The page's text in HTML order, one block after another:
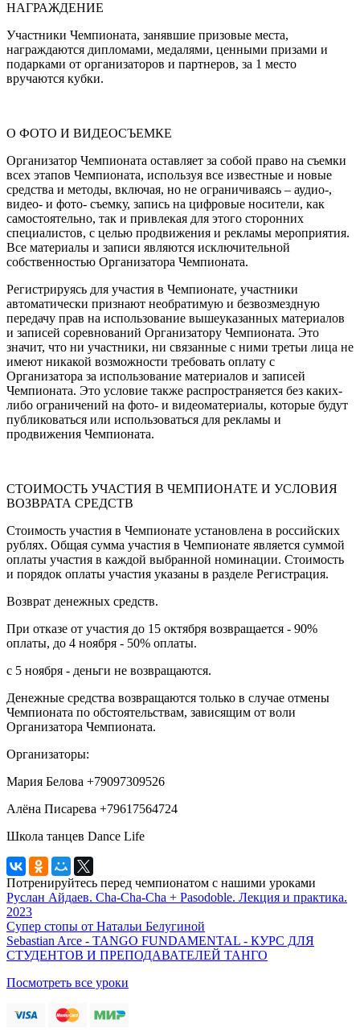
НАГРАЖДЕНИЕ
Участники Чемпионата, занявшие призовые места,
награждаются дипломами, медалями, ценными призами и
подарками от организаторов и партнеров, за 1 место
вручаются кубки.
О ФОТО И ВИДЕОСЪЕМКЕ
Организатор Чемпионата оставляет за собой право на съемки
всех этапов Чемпионата, используя все известные и новые
средства и методы, включая, но не ограничиваясь – аудио-,
видео- и фото- съемку, запись на цифровые носители, как
самостоятельно, так и привлекая для этого сторонних
специалистов, с целью продвижения и рекламы мероприятия.
Все материалы и записи являются исключительной
собственностью Организатора Чемпионата.
Регистрируясь для участия в Чемпионате, участники
автоматически признают необратимую и безвозмездную
передачу прав на использование вышеуказанных материалов
и записей соревнований Организатору Чемпионата. Это
значит, что ни участники, ни связанные с ними третьи лица не
имеют никакой возможности требовать оплату с
Организатора за использование материалов и записей
Чемпионата. Это условие также распространяется без каких-
либо ограничений на фото- и видеоматериалы, которые будут
публиковаться или использоваться для рекламы и
продвижения Чемпионата.
СТОИМОСТЬ УЧАСТИЯ В ЧЕМПИОНАТЕ И УСЛОВИЯ
ВОЗВРАТА СРЕДСТВ
Стоимость участия в Чемпионате установлена в российских
рублях. Общая сумма участия в Чемпионате является суммой
оплаты участия в каждой выбранной номинации. Стоимость
и порядок оплаты участия указаны в разделе Регистрация.
Возврат денежных средств.
При отказе от участия до 15 октября возвращается - 90%
оплаты, до 4 ноября - 50% оплаты.
с 5 ноября - деньги не возвращаются.
Денежные средства возвращаются только в случае отмены
Чемпионата по обстоятельствам, зависящим от воли
Организатора Чемпионата.
Организаторы:
Мария Белова +79097309526
Алёна Писарева +79617564724
Школа танцев Dance Life
Потренируйтесь перед чемпионатом с нашими уроками
Руслан Айдаев. Cha-Cha-Cha + Pasodoble. Лекция и практика.
2023
Супер стопы от Натальи Белугиной
Sebastian Arce - TANGO FUNDAMENTAL - КУРС ДЛЯ
СТУДЕНТОВ И ПРЕПОДАВАТЕЛЕЙ ТАНГО
Посмотреть все уроки